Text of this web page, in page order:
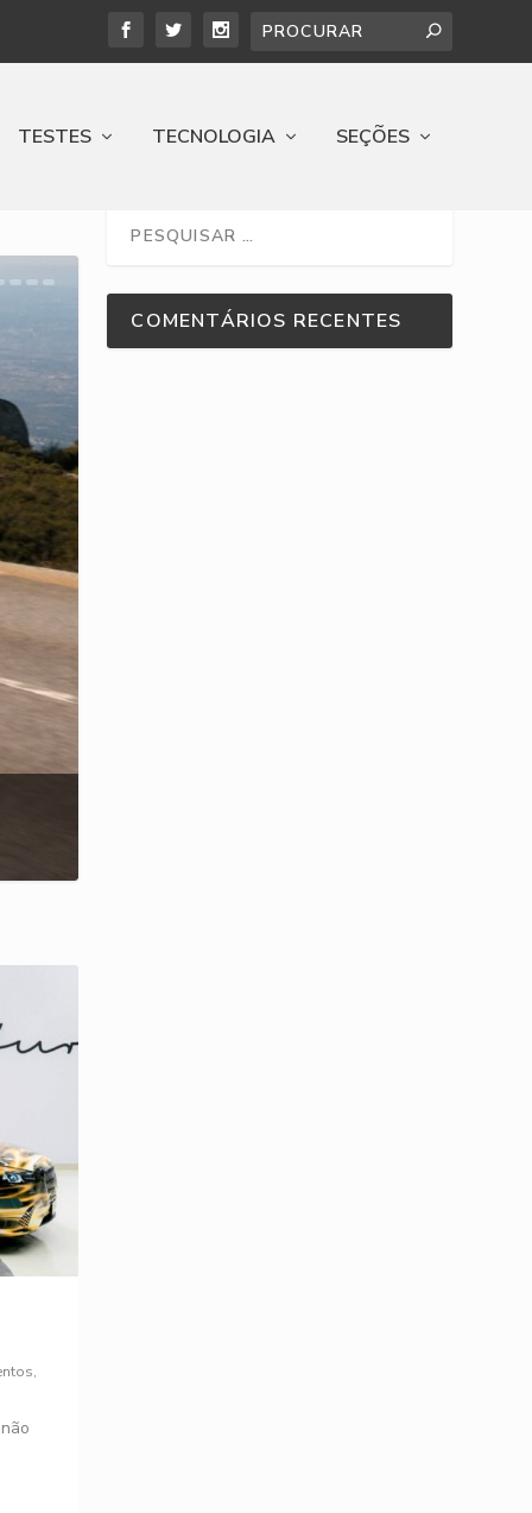
TESTES TECNOLOGIA SEÇÕES
,
COMENTÁRIOS RECENTES